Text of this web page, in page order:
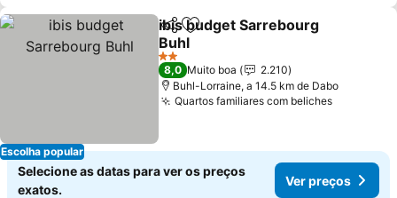
Escolha popular
PartilharAdicionar aos favoritos
ibis budget Sarrebourg
Buhl
2 Estrelas
8,0 Muito boa
2.210
Buhl-Lorraine, a 14.5 km de Dabo
Quartos familiares com beliches
Selecione as datas para ver os preços
exatos.
Ver preços